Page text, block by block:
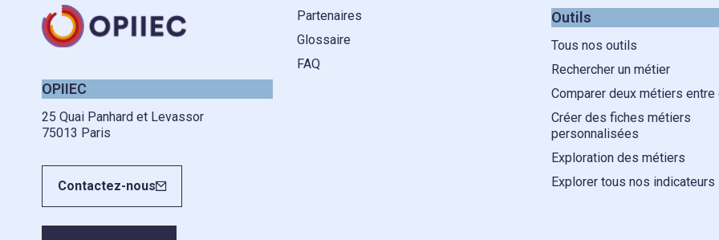
OPIIEC
25 Quai Panhard et Levassor
75013 Paris
Contactez-nous
Partenaires
Glossaire
FAQ
Outils
Tous nos outils
Rechercher un métier
Comparer deux métiers entre
Créer des fiches métiers
personnalisées
Exploration des métiers
Explorer tous nos indicateurs